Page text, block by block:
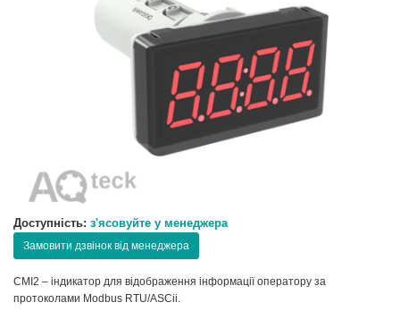
Доступність: з'ясовуйте у менеджера
Замовити дзвінок від менеджера
СМІ2 – індикатор для відображення інформації оператору за
протоколами Modbus RTU/ASCii.